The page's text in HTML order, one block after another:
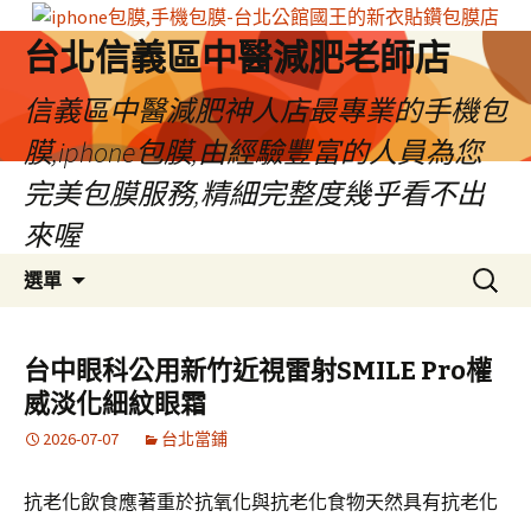
台北信義區中醫減肥老師店
信義區中醫減肥神人店最專業的手機包
膜,iphone包膜,由經驗豐富的人員為您
完美包膜服務,精細完整度幾乎看不出
來喔
選單
容
區
搜
尋
鍵
字:
台中眼科公用新竹近視雷射SMILE Pro權
威淡化細紋眼霜
2026-07-07 台北當鋪
抗老化飲食應著重於抗氧化與抗老化食物天然具有抗老化